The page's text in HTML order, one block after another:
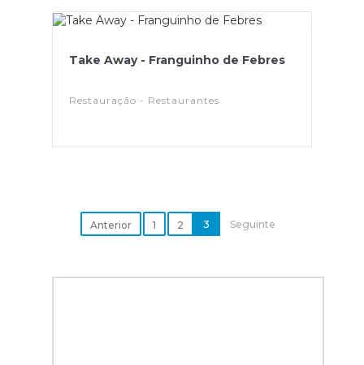
Take Away - Franguinho de Febres
Restauração - Restaurantes
Anterior 1 2 3 Seguinte